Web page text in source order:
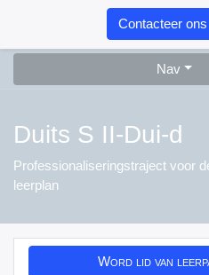
Contacteer ons
Nav
Duits S II-Dui-d
Professionaliseringstraject voor
leerplan
Word lid van